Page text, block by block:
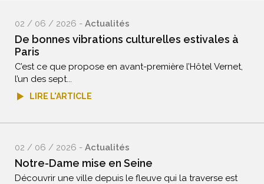
02 / 06 / 2026 - Actualités
De bonnes vibrations culturelles estivales à
Paris
C’est ce que propose en avant-première l’Hôtel Vernet,
l’un des sept...
LIRE L'ARTICLE
02 / 06 / 2026 - Actualités
Notre-Dame mise en Seine
Découvrir une ville depuis le fleuve qui la traverse est